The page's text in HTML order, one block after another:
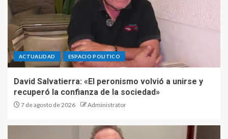
ACTUALIDAD ESPACIO POLITICO
David Salvatierra: «El peronismo volvió a unirse y
recuperó la confianza de la sociedad»
7 de agosto de 2026 Administrator